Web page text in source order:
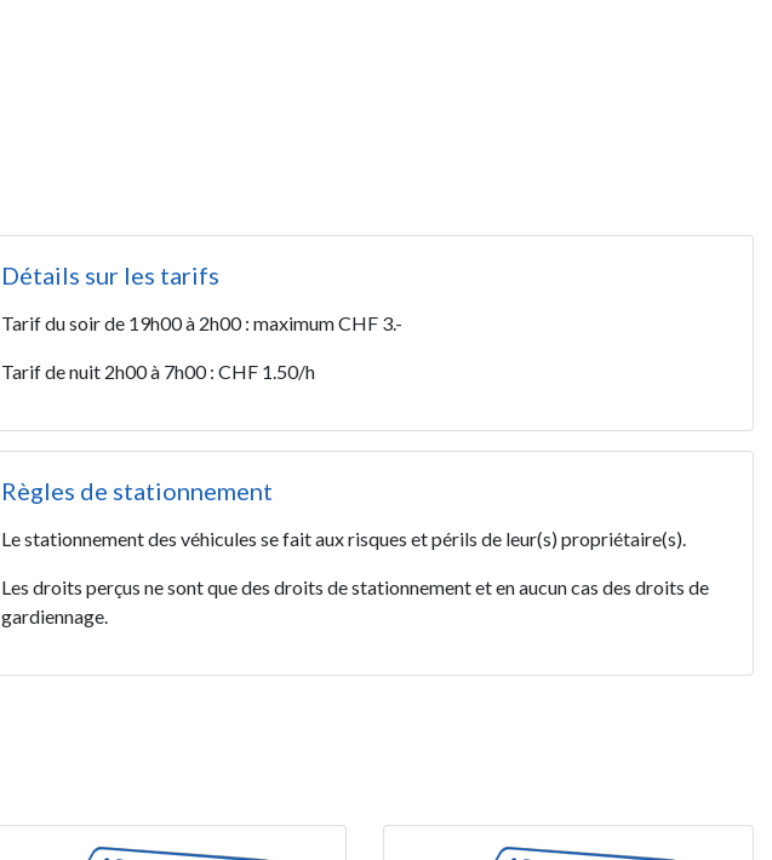
Détails sur les tarifs
Tarif du soir de 19h00 à 2h00 : maximum CHF 3.-
Tarif de nuit 2h00 à 7h00 : CHF 1.50/h
Règles de stationnement
Le stationnement des véhicules se fait aux risques et périls de leur(s) propriétaire(s).
Les droits perçus ne sont que des droits de stationnement et en aucun cas des droits de
gardiennage.